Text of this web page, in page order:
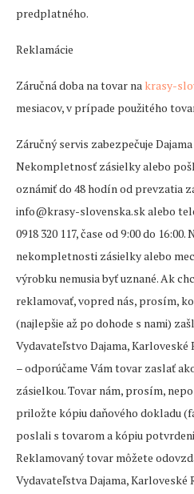
predplatného.
Reklamácie
Záručná doba na tovar na krasy-
mesiacov, v prípade použitého
Záručný servis zabezpečuje
Nekompletnosť zásielky alebo
oznámiť do 48 hodín od prevzatia
info@krasy-slovenska.sk alebo
0918 320 117, čase od 9:00 do
nekompletnosti zásielky alebo
výrobku nemusia byť uznané. Ak
reklamovať, vopred nás, prosím,
(najlepšie až po dohode s nami)
Vydavateľstvo Dajama, Karloveské
– odporúčame Vám tovar zaslať
zásielkou. Tovar nám, prosím,
priložte kópiu daňového dokladu
poslali s tovarom a kópiu
Reklamovaný tovar môžete
Vydavateľstva Dajama, Karloveské